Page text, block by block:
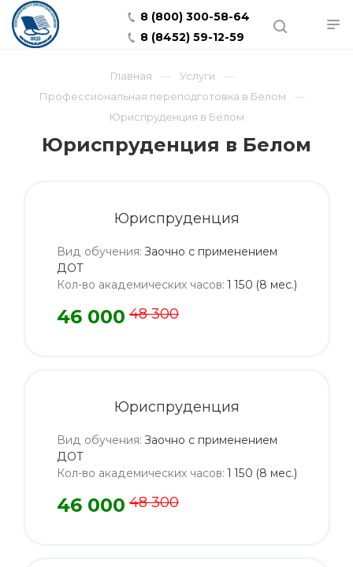
8 (800) 300-58-64
8 (8452) 59-12-59
Главная
Услуги
Профессиональная переподготовка в Белом
Юриспруденция в Белом
Юриспруденция в Белом
Юриспруденция
Вид обучения: Заочно с применением
ДОТ
Кол-во академических часов: 1 150 (8 мес.)
46 000 48 300
Юриспруденция
Вид обучения: Заочно с применением
ДОТ
Кол-во академических часов: 1 150 (8 мес.)
46 000 48 300